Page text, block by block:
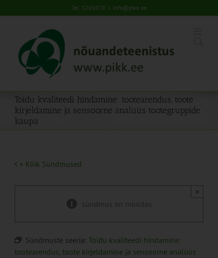
to
Tel: 5201078 | info@pikk.ee
Toidu kvaliteedi hindamine: tootearendus, toote
kirjeldamine ja sensoorne analüüs tootegruppide
kaupa
« Kõik Sündmused
sündmus on möödas
×
Sündmuste seeria: Toidu kvaliteedi hindamine:
tootearendus, toote kirjeldamine ja sensoorne analüüs